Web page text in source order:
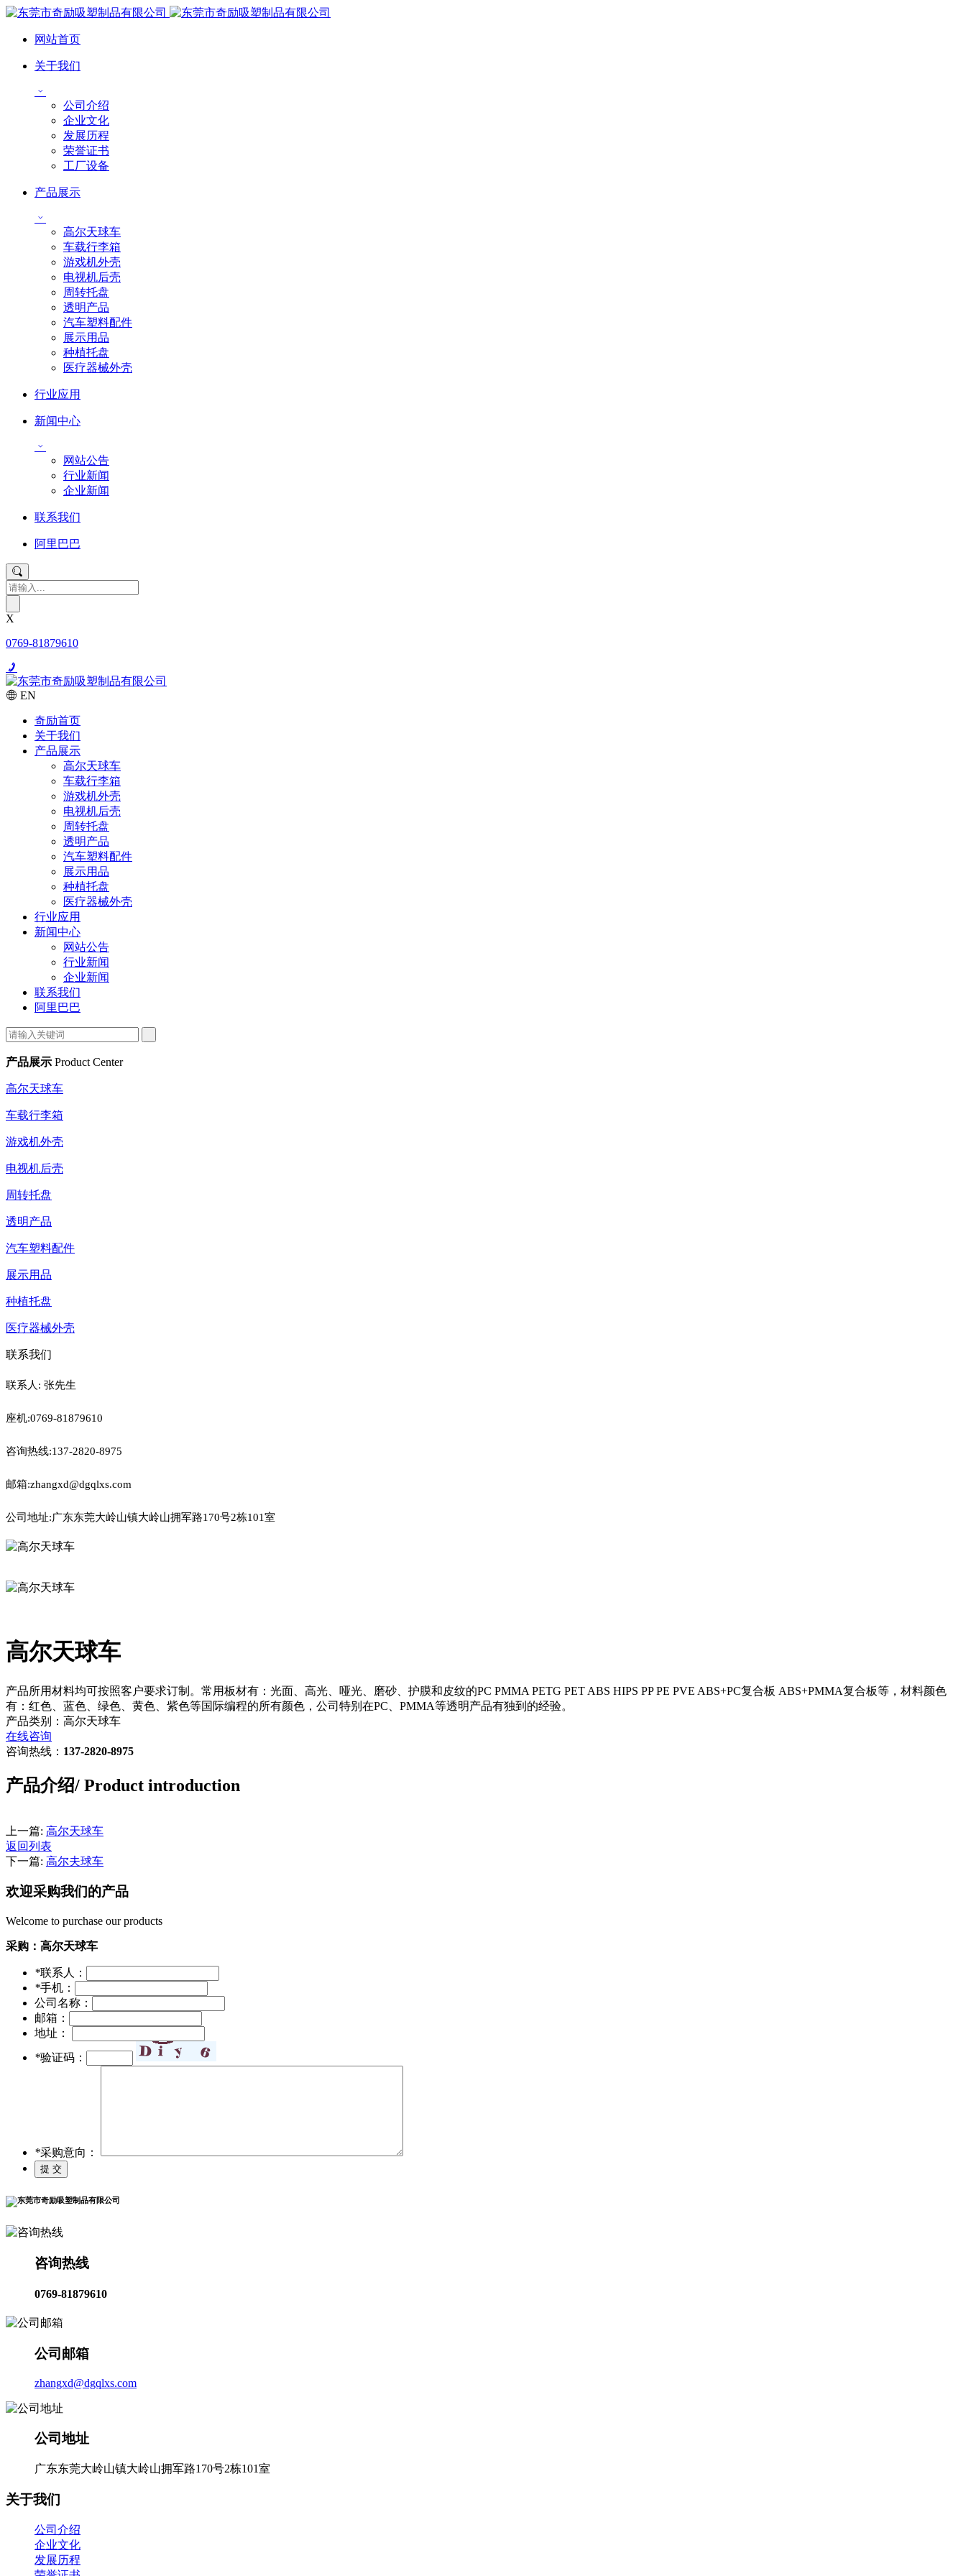
网站首页
关于我们
公司介绍
企业文化
发展历程
荣誉证书
工厂设备
产品展示
高尔天球车
车载行李箱
游戏机外壳
电视机后壳
周转托盘
透明产品
汽车塑料配件
展示用品
种植托盘
医疗器械外壳
行业应用
新闻中心
网站公告
行业新闻
企业新闻
联系我们
阿里巴巴
X
0769-81879610
EN
奇励首页
关于我们
产品展示
高尔天球车
车载行李箱
游戏机外壳
电视机后壳
周转托盘
透明产品
汽车塑料配件
展示用品
种植托盘
医疗器械外壳
行业应用
新闻中心
网站公告
行业新闻
企业新闻
联系我们
阿里巴巴
产品展示 Product Center
高尔天球车
车载行李箱
游戏机外壳
电视机后壳
周转托盘
透明产品
汽车塑料配件
展示用品
种植托盘
医疗器械外壳
联系我们
联系人: 张先生
座机:0769-81879610
咨询热线:137-2820-8975
邮箱:zhangxd@dgqlxs.com
公司地址:广东东莞大岭山镇大岭山拥军路170号2栋101室
高尔天球车
产品所用材料均可按照客户要求订制。常用板材有：光面、高光、哑光、磨砂、护膜和皮纹的PC PMMA PETG PET ABS HIPS PP PE PVE ABS+PC复合板 ABS+PMMA复合板等，材料颜色
有：红色、蓝色、绿色、黄色、紫色等国际编程的所有颜色，公司特别在PC、PMMA等透明产品有独到的经验。
产品类别：高尔天球车
在线咨询
咨询热线： 137-2820-8975
产品介绍/ Product introduction
上一篇: 高尔天球车
返回列表
下一篇: 高尔夫球车
欢迎采购我们的产品
Welcome to purchase our products
采购： 高尔天球车
*联系人：
*手机：
公司名称：
邮箱：
地址：
*验证码：
*采购意向：
咨询热线
0769-81879610
公司邮箱
zhangxd@dgqlxs.com
公司地址
广东东莞大岭山镇大岭山拥军路170号2栋101室
关于我们
公司介绍
企业文化
发展历程